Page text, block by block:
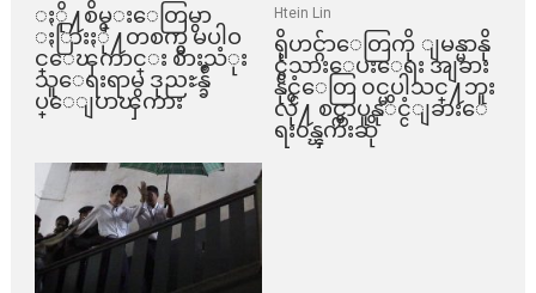
ႏို႔စိမ္းေတြမွာ
ႏြားႏို႔တစက္မွ မပါဝ
င္ေၾကာင္း စားသံုး
သူေရးရာမွ ဒုညႊန္ခ်ဳ
ပ္ေျပာၾကား
Htein Lin
ရိုဟင္ဂ်ာေတြကို ျမန္မာနို
င္ငံသားေပးေရး အျခား
နိုင္ငံေတြ ၀င္မပါသင္႔ဘူး
လို႔ စင္ကာပူနုိင္ငံျခားေ
ရး၀န္ၾကီးဆို